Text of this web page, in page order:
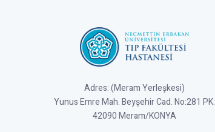
Adres: (Meram Yerleşkesi)
Yunus Emre Mah. Beyşehir Cad. No:281 PK:
42090 Meram/KONYA